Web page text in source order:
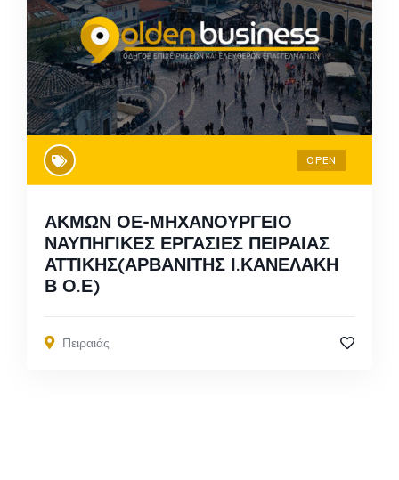
OPEN
ΑΚΜΩΝ ΟΕ-ΜΗΧΑΝΟΥΡΓΕΙΟ
ΝΑΥΠΗΓΙΚΕΣ ΕΡΓΑΣΙΕΣ ΠΕΙΡΑΙΑΣ
ΑΤΤΙΚΗΣ(ΑΡΒΑΝΙΤΗΣ Ι.ΚΑΝΕΛΑΚΗ
Β Ο.Ε)
Πειραιάς